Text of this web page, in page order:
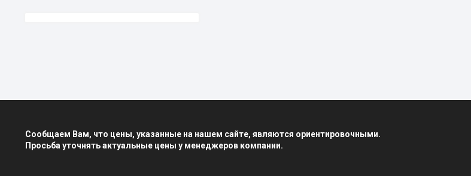
Сообщаем Вам, что цены, указанные на нашем сайте, являются ориентировочными.
Просьба уточнять актуальные цены у менеджеров компании.